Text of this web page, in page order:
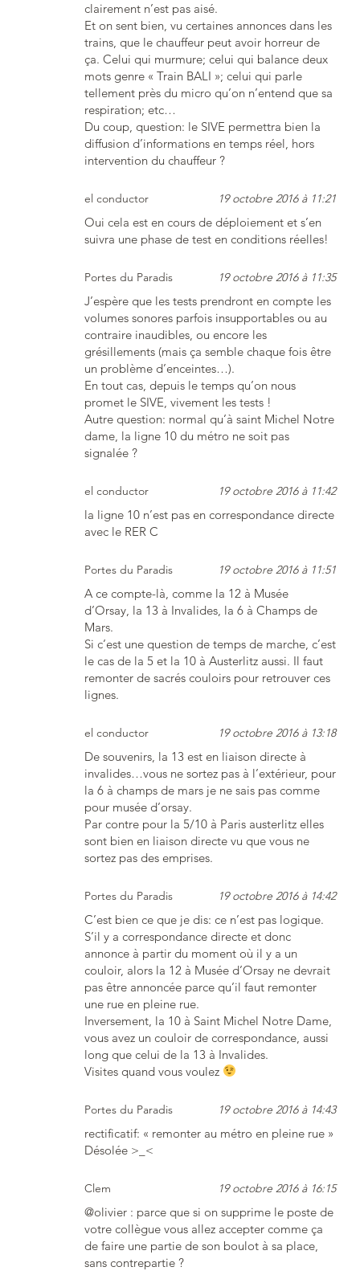
clairement n’est pas aisé.
Et on sent bien, vu certaines annonces dans les
trains, que le chauffeur peut avoir horreur de
ça. Celui qui murmure; celui qui balance deux
mots genre « Train BALI »; celui qui parle
tellement près du micro qu’on n’entend que sa
respiration; etc…
Du coup, question: le SIVE permettra bien la
diffusion d’informations en temps réel, hors
intervention du chauffeur ?
el conductor 19 octobre 2016 à 11:21
Oui cela est en cours de déploiement et s’en
suivra une phase de test en conditions réelles!
Portes du Paradis 19 octobre 2016 à 11:35
J’espère que les tests prendront en compte les
volumes sonores parfois insupportables ou au
contraire inaudibles, ou encore les
grésillements (mais ça semble chaque fois être
un problème d’enceintes…).
En tout cas, depuis le temps qu’on nous
promet le SIVE, vivement les tests !
Autre question: normal qu’à saint Michel Notre
dame, la ligne 10 du métro ne soit pas
signalée ?
el conductor 19 octobre 2016 à 11:42
la ligne 10 n’est pas en correspondance directe
avec le RER C
Portes du Paradis 19 octobre 2016 à 11:51
A ce compte-là, comme la 12 à Musée
d’Orsay, la 13 à Invalides, la 6 à Champs de
Mars.
Si c’est une question de temps de marche, c’est
le cas de la 5 et la 10 à Austerlitz aussi. Il faut
remonter de sacrés couloirs pour retrouver ces
lignes.
el conductor 19 octobre 2016 à 13:18
De souvenirs, la 13 est en liaison directe à
invalides…vous ne sortez pas à l’extérieur, pour
la 6 à champs de mars je ne sais pas comme
pour musée d’orsay.
Par contre pour la 5/10 à Paris austerlitz elles
sont bien en liaison directe vu que vous ne
sortez pas des emprises.
Portes du Paradis 19 octobre 2016 à 14:42
C’est bien ce que je dis: ce n’est pas logique.
S’il y a correspondance directe et donc
annonce à partir du moment où il y a un
couloir, alors la 12 à Musée d’Orsay ne devrait
pas être annoncée parce qu’il faut remonter
une rue en pleine rue.
Inversement, la 10 à Saint Michel Notre Dame,
vous avez un couloir de correspondance, aussi
long que celui de la 13 à Invalides.
Visites quand vous voulez
Portes du Paradis 19 octobre 2016 à 14:43
rectificatif: « remonter au métro en pleine rue »
Désolée >_<
Clem 19 octobre 2016 à 16:15
@olivier : parce que si on supprime le poste de
votre collègue vous allez accepter comme ça
de faire une partie de son boulot à sa place,
sans contrepartie ?